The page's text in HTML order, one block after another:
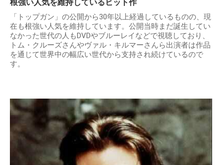
根強い人気を維持しているヒット作
「トップガン」の公開から30年以上経過しているものの、現
在も根強い人気を維持しています。公開当時まだ誕生してい
なかった世代の人もDVDやブルーレイなどで視聴しており、
トム・クルーズさんやヴァル・キルマーさんら出演者は作品
を通じて世界中の幅広い世代から支持され続けているので
す。